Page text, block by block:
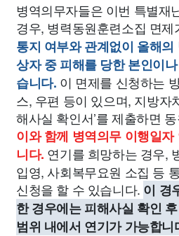
병역의무자들은 이번 특별재
경우, 병력동원훈련소집 면제
통지 여부와 관계없이 올해
상자 중 피해를 당한 본인이
습니다. 이 면제를 신청하는
스, 우편 등이 있으며, 지방자
해사실 확인서’를 제출하면
이와 함께 병역의무 이행일
니다. 연기를 희망하는 경우,
입영, 사회복무요원 소집 등
신청을 할 수 있습니다. 이 경
한 경우에는 피해사실 확인
범위 내에서 연기가 가능합니